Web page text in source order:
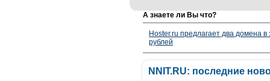
А знаете ли Вы что?
Hoster.ru предлагает два домена
рублей
NNIT.RU: последние